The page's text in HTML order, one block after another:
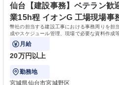
学歴：大学院 大学 高専 短大 専修学校
管理技士 監理技術者
仙台【建設事務】ベテラン歓
業15h程 イオンG 工場現場事
幣社の担当する建設工事における事務周りを担
成やスケジュール管理、現場で必要な資料作成
月給
20万円以上
勤務地
宮城県仙台市宮城野区